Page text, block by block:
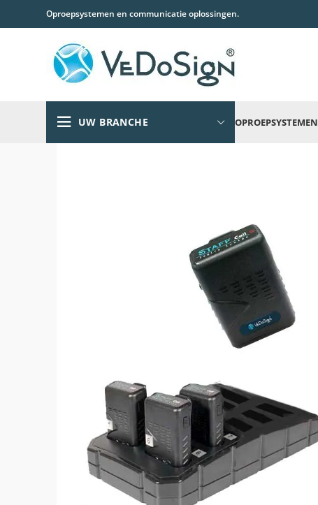
Oproepsystemen en communicatie oplossingen.
UW BRANCHE OPROEPSYSTEMEN